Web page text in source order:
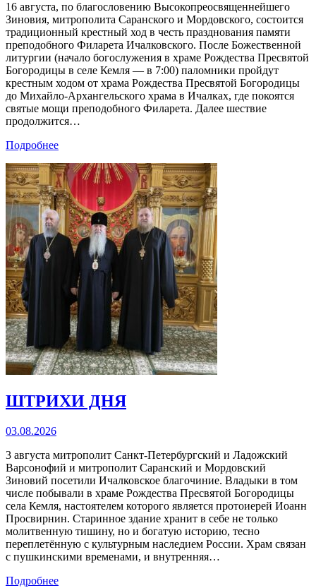
16 августа, по благословению Высокопреосвященнейшего
Зиновия, митрополита Саранского и Мордовского, состоится
традиционный крестный ход в честь празднования памяти
преподобного Филарета Ичалковского. После Божественной
литургии (начало богослужения в храме Рождества Пресвятой
Богородицы в селе Кемля — в 7:00) паломники пройдут
крестным ходом от храма Рождества Пресвятой Богородицы
до Михайло‑Архангельского храма в Ичалках, где покоятся
святые мощи преподобного Филарета. Далее шествие
продолжится…
Подробнее
ШТРИХИ ДНЯ
03.08.2026
3 августа митрополит Санкт-Петербургский и Ладожский
Варсонофий и митрополит Саранский и Мордовский
Зиновий посетили Ичалковское благочиние. Владыки в том
числе побывали в храме Рождества Пресвятой Богородицы
села Кемля, настоятелем которого является протоиерей Иоанн
Просвирнин. Старинное здание хранит в себе не только
молитвенную тишину, но и богатую историю, тесно
переплетённую с культурным наследием России. Храм связан
с пушкинскими временами, и внутренняя…
Подробнее